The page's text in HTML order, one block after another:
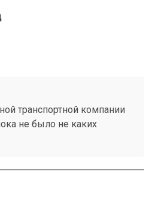
транспортной компании
не было не каких